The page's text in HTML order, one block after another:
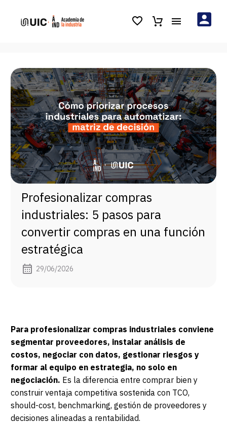
Profesionalizar compras
industriales: 5 pasos para
convertir compras en una función
estratégica
29/06/2026
Para profesionalizar compras industriales conviene
segmentar proveedores, instalar análisis de
costos, negociar con datos, gestionar riesgos y
formar al equipo en estrategia, no solo en
negociación. Es la diferencia entre comprar bien y
construir ventaja competitiva sostenida con TCO,
should-cost, benchmarking, gestión de proveedores y
decisiones alineadas a rentabilidad.